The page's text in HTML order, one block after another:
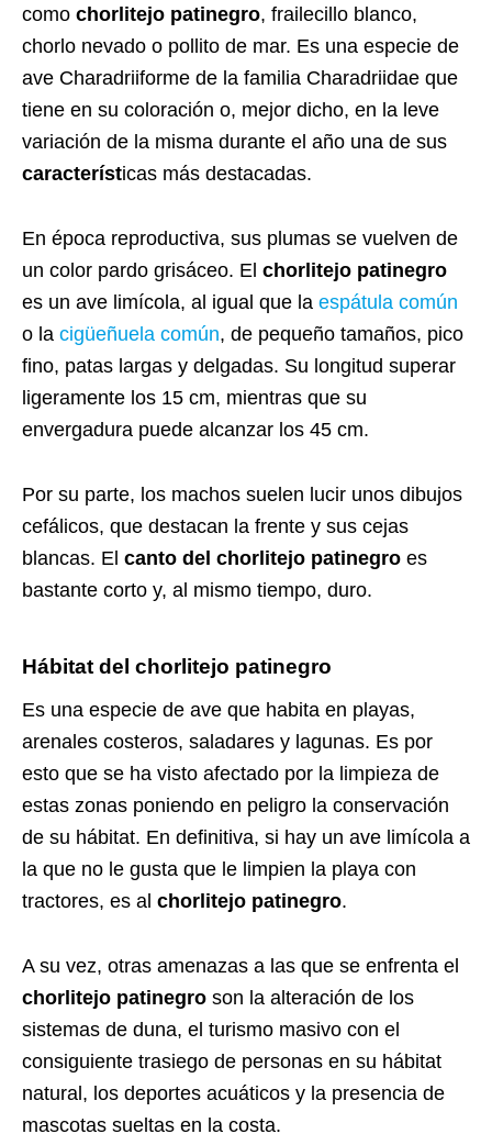
como chorlitejo patinegro, frailecillo blanco,
chorlo nevado o pollito de mar. Es una especie de
ave Charadriiforme de la familia Charadriidae que
tiene en su coloración o, mejor dicho, en la leve
variación de la misma durante el año una de sus
características más destacadas.
En época reproductiva, sus plumas se vuelven de
un color pardo grisáceo. El chorlitejo patinegro
es un ave limícola, al igual que la espátula común
o la cigüeñuela común, de pequeño tamaños, pico
fino, patas largas y delgadas. Su longitud superar
ligeramente los 15 cm, mientras que su
envergadura puede alcanzar los 45 cm.
Por su parte, los machos suelen lucir unos dibujos
cefálicos, que destacan la frente y sus cejas
blancas. El canto del chorlitejo patinegro es
bastante corto y, al mismo tiempo, duro.
Hábitat del chorlitejo patinegro
Es una especie de ave que habita en playas,
arenales costeros, saladares y lagunas. Es por
esto que se ha visto afectado por la limpieza de
estas zonas poniendo en peligro la conservación
de su hábitat. En definitiva, si hay un ave limícola a
la que no le gusta que le limpien la playa con
tractores, es al chorlitejo patinegro.
A su vez, otras amenazas a las que se enfrenta el
chorlitejo patinegro son la alteración de los
sistemas de duna, el turismo masivo con el
consiguiente trasiego de personas en su hábitat
natural, los deportes acuáticos y la presencia de
mascotas sueltas en la costa.